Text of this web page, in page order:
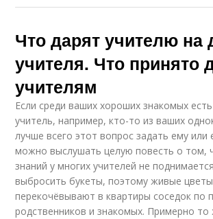
Что дарят учителю на
учителя. Что принято
учителям
Если среди ваших хороших знакомых
учитель, например, кто-то из ваших
лучше всего этот вопрос задать ему или
можно выслушать целую повесть о том,
знаний у многих учителей не
выбросить букеты, поэтому живые цветы
перекочёвывают в квартиры соседок по
родственников и знакомых. Примерно то